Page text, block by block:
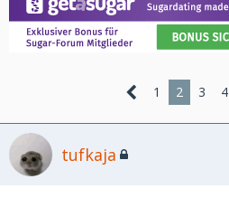
1 2 3 4
tufkaja